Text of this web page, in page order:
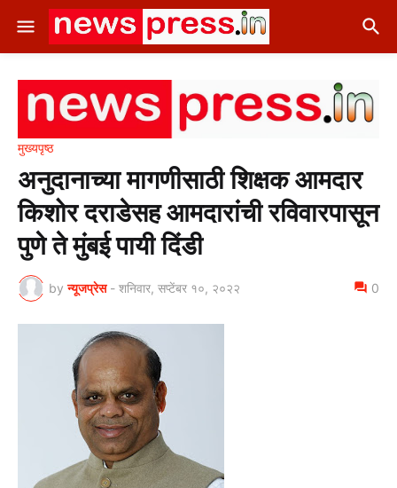
मुख्यपृष्ठ
अनुदानाच्या मागणीसाठी शिक्षक आमदार
किशोर दराडेसह आमदारांची रविवारपासून
पुणे ते मुंबई पायी दिंडी
by न्यूजप्रेस - शनिवार, सप्टेंबर १०, २०२२ 0